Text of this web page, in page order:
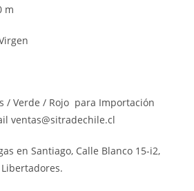
m
/ Verde / Rojo para Importación
ventas@sitradechile.cl
en Santiago, Calle Blanco 15-i2,